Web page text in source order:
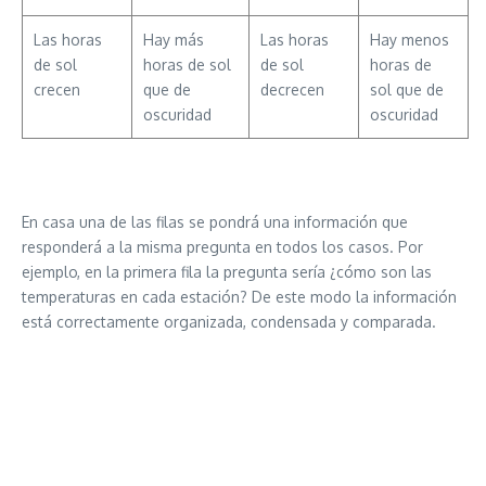
Las horas
de sol
crecen
Hay más
horas de sol
que de
oscuridad
Las horas
de sol
decrecen
Hay menos
horas de
sol que de
oscuridad
En casa una de las filas se pondrá una información que
responderá a la misma pregunta en todos los casos. Por
ejemplo, en la primera fila la pregunta sería ¿cómo son las
temperaturas en cada estación? De este modo la información
está correctamente organizada, condensada y comparada.